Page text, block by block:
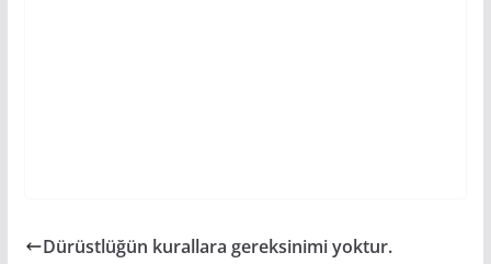
Dürüstlüğün kurallara gereksinimi yoktur.